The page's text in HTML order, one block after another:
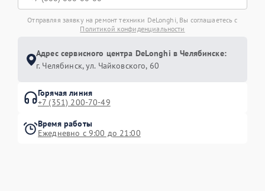
Отправляя заявку на ремонт техники DeLonghi, Вы соглашаетесь с
Политикой конфиденциальности
Адрес сервисного центра DeLonghi в Челябинске:
г. Челябинск, ул. Чайковского, 60
Горячая линия
+7 (351) 200-70-49
Время работы
Ежедневно с 9:00 до 21:00